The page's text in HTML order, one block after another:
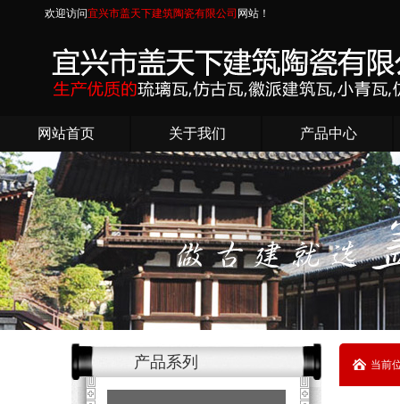
欢迎访问宜兴市盖天下建筑陶瓷有限公司 网站！
网站首页 关于我们 产品中心
产品系列 当前